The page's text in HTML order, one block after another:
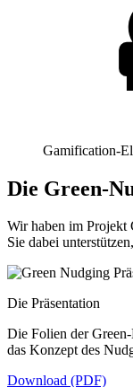
Gamification-
Die Green-
Wir haben im Projekt
Sie dabei
Die Präsentation
Die Folien der
das Konzept des
Download (PDF)